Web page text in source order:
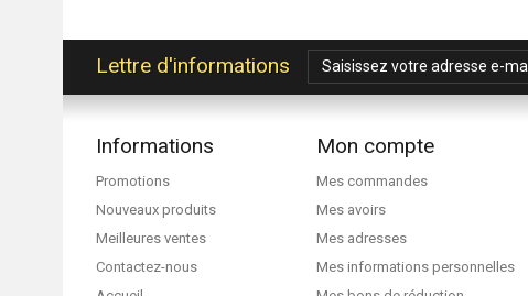
Lettre d'informations
Informations
Promotions
Nouveaux produits
Meilleures ventes
Contactez-nous
Mon compte
Mes commandes
Mes avoirs
Mes adresses
Mes informations personnelles